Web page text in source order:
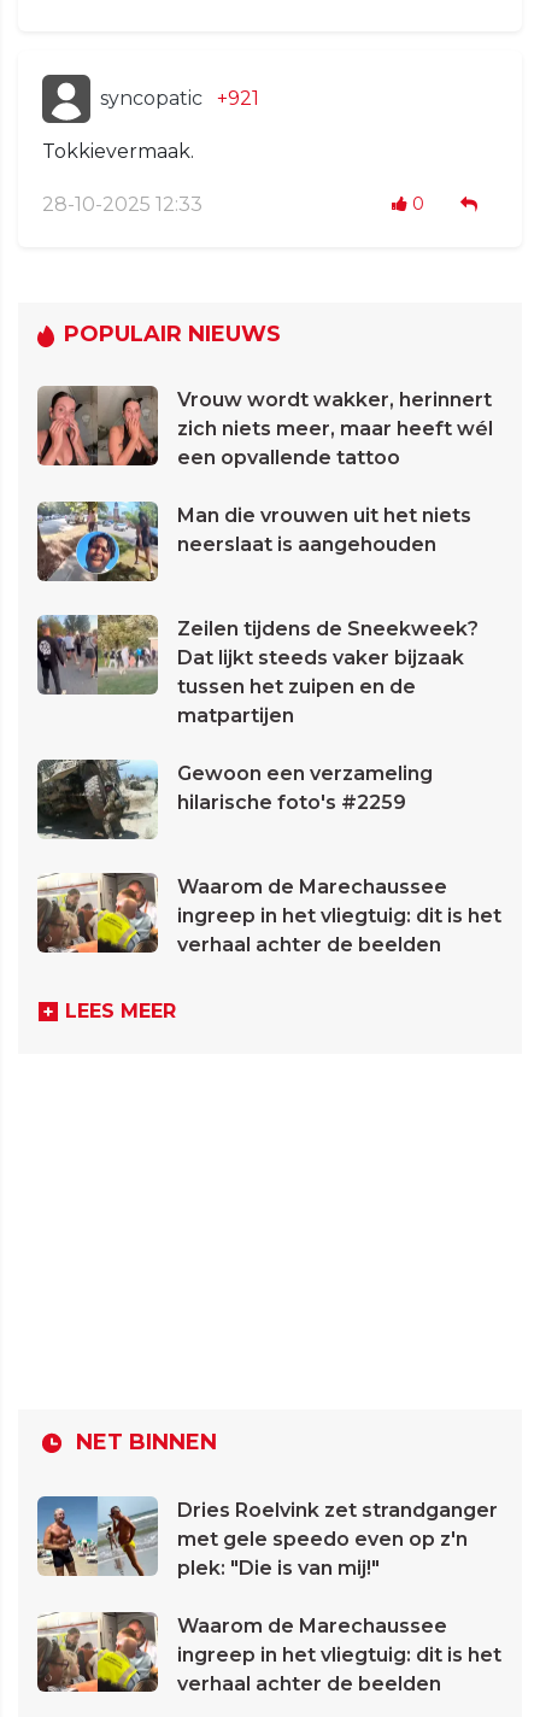
syncopatic +921
Tokkievermaak.
28-10-2025 12:33 0
POPULAIR NIEUWS
Vrouw wordt wakker, herinnert
zich niets meer, maar heeft wél
een opvallende tattoo
Man die vrouwen uit het niets
neerslaat is aangehouden
Zeilen tijdens de Sneekweek?
Dat lijkt steeds vaker bijzaak
tussen het zuipen en de
matpartijen
Gewoon een verzameling
hilarische foto's #2259
Waarom de Marechaussee
ingreep in het vliegtuig: dit is het
verhaal achter de beelden
LEES MEER
NET BINNEN
Dries Roelvink zet strandganger
met gele speedo even op z'n
plek: "Die is van mij!"
Waarom de Marechaussee
ingreep in het vliegtuig: dit is het
verhaal achter de beelden